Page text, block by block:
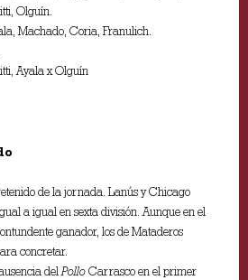
Olguín.
Machado, Coria, Franulich.
Ayala x Olguín
de la jornada. Lanús y Chicago
a igual en sexta división. Aunque en el
ganador, los de Mataderos
concretar.
delPolloCarrasco en el primer